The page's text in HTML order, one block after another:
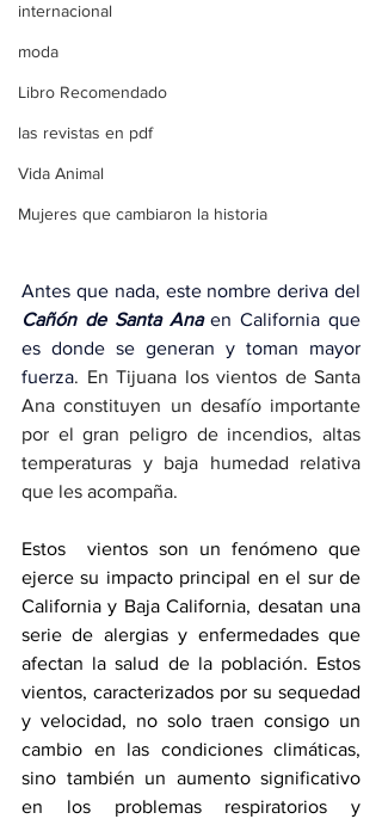
internacional
moda
Libro Recomendado
las revistas en pdf
Vida Animal
Mujeres que cambiaron la historia
Cañón de Santa Ana en California que
es donde se generan y toman mayor
fuerza. En Tijuana los vientos de Santa
Ana constituyen un desafío importante
por el gran peligro de incendios, altas
temperaturas y baja humedad relativa
que les acompaña.
Estos  vientos son un fenómeno que
ejerce su impacto principal en el sur de
California y Baja California, desatan una
serie de alergias y enfermedades que
afectan la salud de la población. Estos
vientos, caracterizados por su sequedad
y velocidad, no solo traen consigo un
cambio en las condiciones climáticas,
sino también un aumento significativo
en los problemas respiratorios y